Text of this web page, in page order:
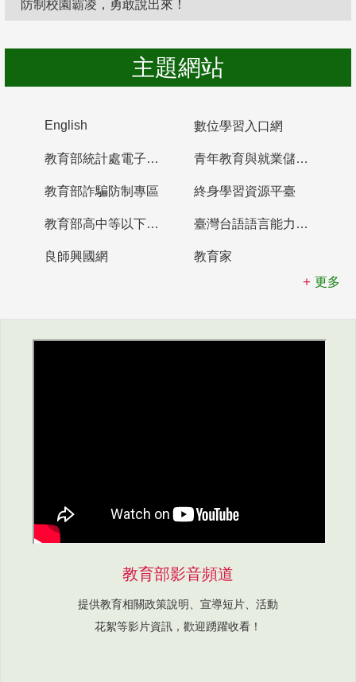
防制校園霸凌，勇敢說出來！
主題網站
English 數位學習入口網
教育部統計處電子書櫃 青年教育與就業儲蓄帳戶
教育部詐騙防制專區 終身學習資源平臺
教育部高中等以下學校及幼兒園教師資格檢定考試 臺灣台語語言能力認證網站
良師興國網
教育家
更多
教育部影音頻道
提供教育相關政策說明、宣導短片、活動
花絮等影片資訊，歡迎踴躍收看！